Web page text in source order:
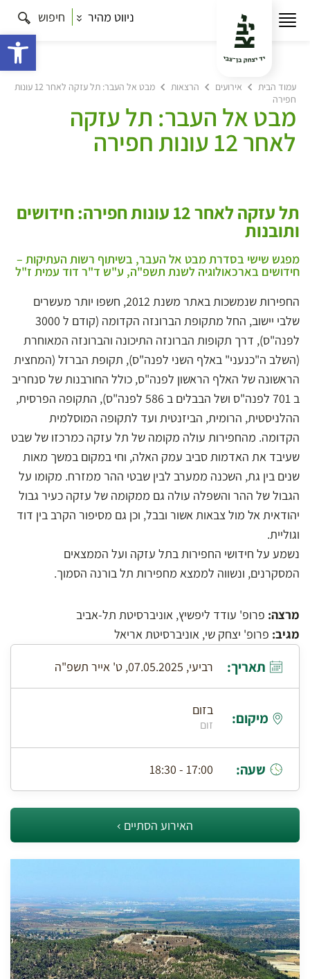
ניווט מהיר חיפוש
עמוד הבית אירועים הרצאות
מבט אל העבר: תל עזקה לאחר 12 עונות
חפירה
מבט אל העבר: תל עזקה
לאחר 12 עונות חפירה
תל עזקה לאחר 12 עונות חפירה: חידושים
ותובנות
מפגש שישי בסדרת מבט אל העבר, בשיתוף רשות העתיקות –
חידושים בארכאולוגיה לשנת תשפ"ה, ע"ש ד"ר דוד עמית ז"ל
החפירות שנמשכות באתר משנת 2012, חשפו יותר מעשרים
שלבי יישוב, החל מתקופת הברונזה הקדומה (קודם ל 3000
לפנה"ס), דרך תקופות הברונזה התיכונה והברונזה המאוחרת
(השלב ה"כנעני" באלף השני לפנה"ס), תקופת הברזל (המחצית
הראשונה של האלף הראשון לפנה"ס, כולל החורבנות של סנחריב
ב 701 לפנה"ס ושל הבבלים ב 586 לפנה"ס), התקופה הפרסית,
ההלניסטית, הרומית, הביזנטית ועד לתקופה המוסלמית
הקדומה. מהחפירות עולה מקומה של תל עזקה כמרכזו של שבט
שעיבד את האדמות סביב עמק האלה, וחי במקום במשך מאות
שנים בין גת, השכנה ממערב לבין שבטי ההר ממזרח. מקומו על
הגבול של ההר והשפלה עולה גם ממקומה של עזקה כעיר גבול
יהודאית אל מול צבאות אשור ובבל, וכן גם מסיפור הקרב בין דוד
וגוליית.
נשמע על חידושי החפירות בתל עזקה ועל הממצאים
המסקרנים, ונשווה לממצא מחפירות תל בורנה הסמוך.
מרצה: פרופ' עודד ליפשיץ, אוניברסיטת תל-אביב
מגיב: פרופ' יצחק שי, אוניברסיטת אריאל
תאריך: רביעי, 07.05.2025, ט' אייר תשפ"ה
מיקום: בזום
זום
שעה: 17:00 - 18:30
האירוע הסתיים